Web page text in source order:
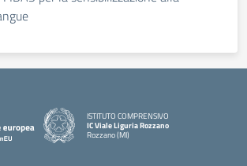
ISTITUTO COMPRENSIVO
IC Viale Liguria Rozzano
Rozzano (MI)